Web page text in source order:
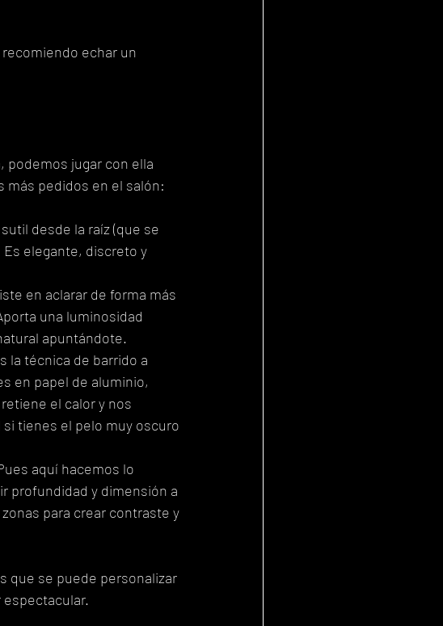
echar un
podemos jugar con ella
más pedidos en el salón:
desde la raíz (que se
elegante, discreto y
en aclarar de forma más
una luminosidad
apuntándote.
la técnica de barrido a
en papel de aluminio,
el calor y nos
tienes el pelo muy oscuro
aquí hacemos lo
profundidad y dimensión a
para crear contraste y
que se puede personalizar